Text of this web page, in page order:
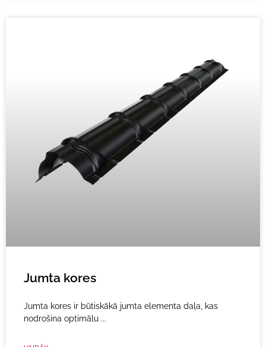
Jumta kores
Jumta kores ir būtiskākā jumta elementa daļa, kas
nodrošina optimālu